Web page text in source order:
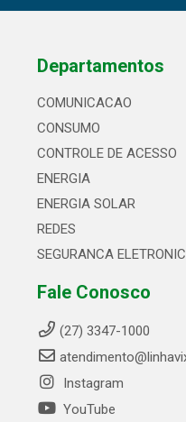
Departamentos
COMUNICACAO
CONSUMO
CONTROLE DE ACESSO
ENERGIA
ENERGIA SOLAR
REDES
SEGURANCA
Fale Conosco
(27) 3347-1000
Instagram
YouTube